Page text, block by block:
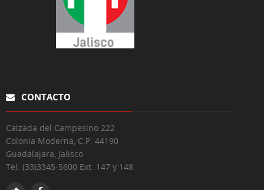
CONTACTO
Calzada del Campesino 222
Colonia Moderna, C.P. 44190
Guadalajara, Jalisco
Tel: (33)3345-5600 Ext. 147 y 148